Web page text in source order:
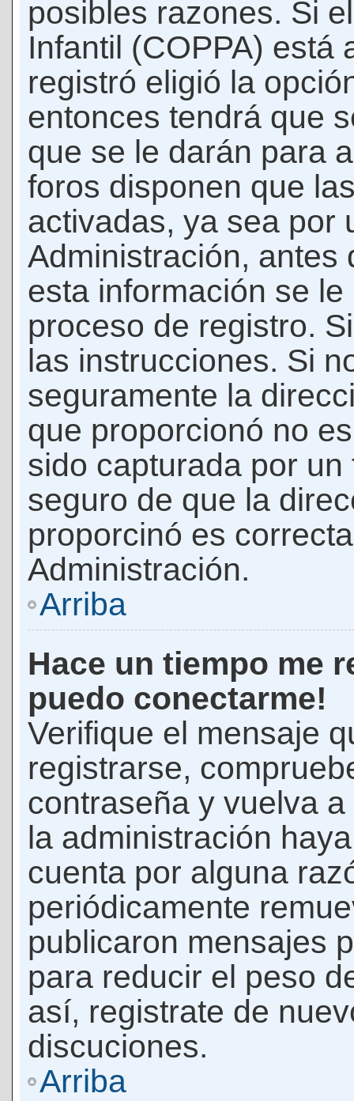
posibles razones. Si
Infantil (COPPA) está
registró eligió la
entonces tendrá que
que se le darán para
foros disponen que
activadas, ya sea por
Administración, antes
esta información se
proceso de registro.
las instrucciones. Si
seguramente la
que proporcionó no
sido capturada por
seguro de que la
proporcinó es
Administración.
Arriba
Hace un tiempo me
puedo conectarme!
Verifique el mensaje
registrarse,
contraseña y vuelva
la administración
cuenta por alguna
periódicamente
publicaron mensajes
para reducir el peso
así, registrate de
discuciones.
Arriba